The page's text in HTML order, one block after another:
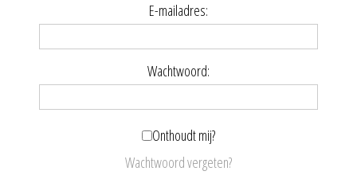
E-mailadres:
Wachtwoord:
Onthoudt mij?
Wachtwoord vergeten?